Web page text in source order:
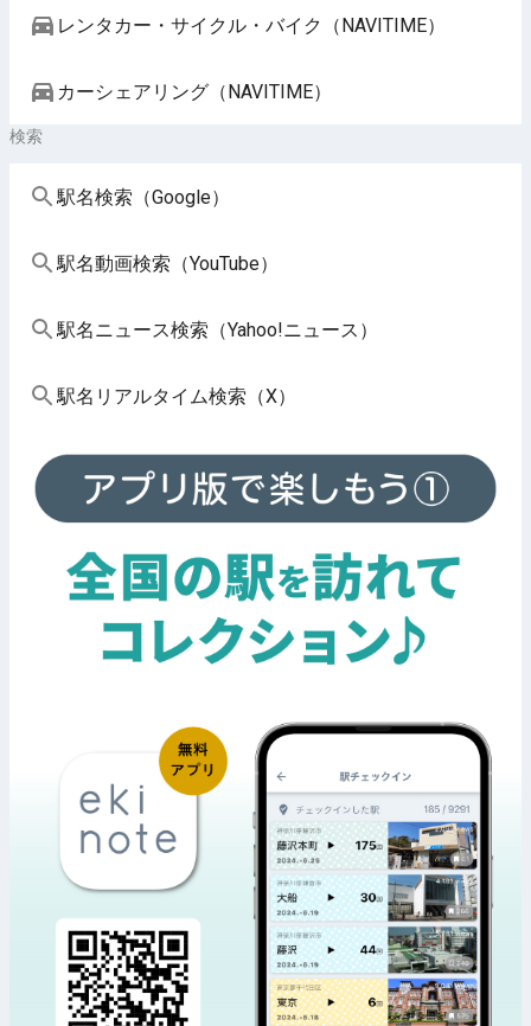
レンタカー・サイクル・バイク（NAVITIME）
カーシェアリング（NAVITIME）
検索
駅名検索（Google）
駅名動画検索（YouTube）
駅名ニュース検索（Yahoo!ニュース）
駅名リアルタイム検索（X）